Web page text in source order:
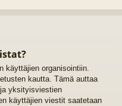
käyttäjien organisointiin.
kautta. Tämä auttaa
yksityisviestien
käyttäjien viestit saatetaan